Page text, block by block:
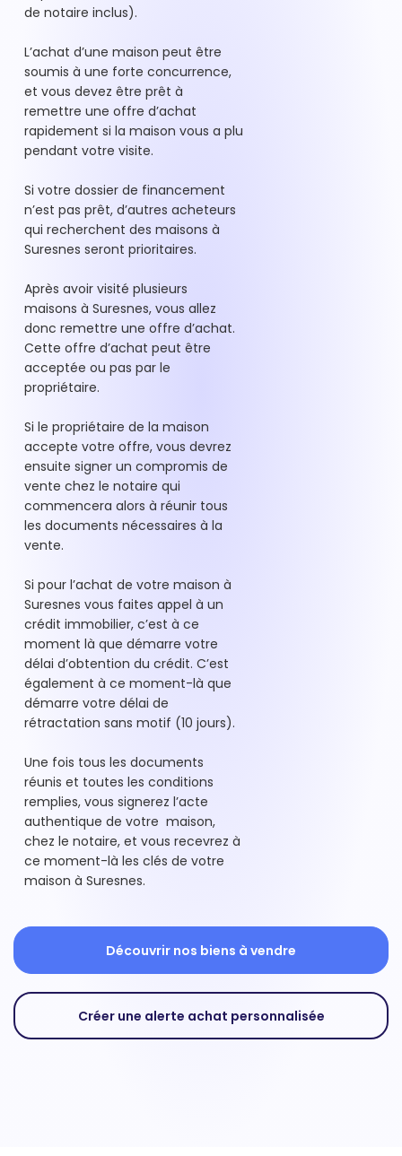
de notaire inclus).
L’achat d’une maison peut être
soumis à une forte concurrence,
et vous devez être prêt à
remettre une offre d’achat
rapidement si la maison vous a plu
pendant votre visite.
Si votre dossier de financement
n’est pas prêt, d’autres acheteurs
qui recherchent des maisons à
Suresnes seront prioritaires.
Après avoir visité plusieurs
maisons à Suresnes, vous allez
donc remettre une offre d’achat.
Cette offre d’achat peut être
acceptée ou pas par le
propriétaire.
Si le propriétaire de la maison
accepte votre offre, vous devrez
ensuite signer un compromis de
vente chez le notaire qui
commencera alors à réunir tous
les documents nécessaires à la
vente.
Si pour l’achat de votre maison à
Suresnes vous faites appel à un
crédit immobilier, c’est à ce
moment là que démarre votre
délai d’obtention du crédit. C’est
également à ce moment-là que
démarre votre délai de
rétractation sans motif (10 jours).
Une fois tous les documents
réunis et toutes les conditions
remplies, vous signerez l’acte
authentique de votre maison,
chez le notaire, et vous recevrez à
ce moment-là les clés de votre
maison à Suresnes.
Découvrir nos biens à vendre
Créer une alerte achat personnalisée